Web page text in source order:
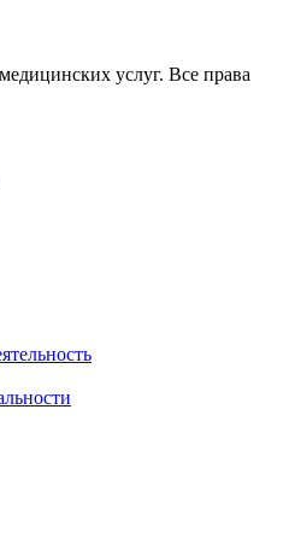
услуг. Все права